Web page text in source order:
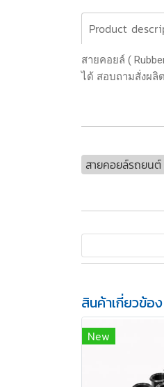
Product
สายคอยล์ (
ได้ สอบถามสั่งผลิต
สายคอยล์รถยนต์
สินค้าเกี่ยวข้อง
New